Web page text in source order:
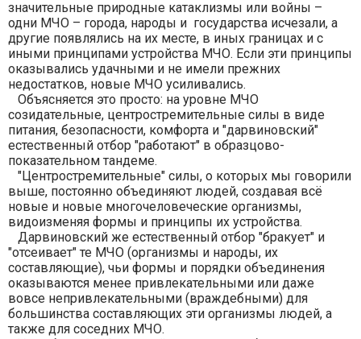
значительные природные катаклизмы или войны –
одни МЧО – города, народы и государства исчезали, а
другие появлялись на их месте, в иных границах и с
иными принципами устройства МЧО. Если эти принципы
оказывались удачными и не имели прежних
недостатков, новые МЧО усиливались.
Объясняется это просто: на уровне МЧО
созидательные, центростремительные силы в виде
питания, безопасности, комфорта и "дарвиновский"
естественный отбор "работают" в образцово-
показательном тандеме.
"Центростремительные" силы, о которых мы говорили
выше, постоянно объединяют людей, создавая всё
новые и новые многочеловеческие организмы,
видоизменяя формы и принципы их устройства.
Дарвиновский же естественный отбор "бракует" и
"отсеивает" те МЧО (организмы и народы, их
составляющие), чьи формы и порядки объединения
оказываются менее привлекательными или даже
вовсе непривлекательными (враждебными) для
большинства составляющих эти организмы людей, а
также для соседних МЧО.